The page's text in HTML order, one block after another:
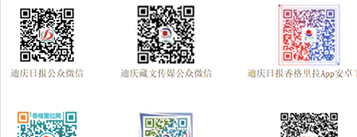
迪庆州第八次党代会 精准扶贫 中国共产党成立95周年 森林
媒体眼中的斯那定珠 “两学一做”与党章党规“进党校、进课堂、进媒
迪庆首届手机图片微视频大赛 西藏成立50周年 纪念抗战胜利70